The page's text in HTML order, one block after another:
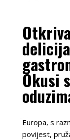
Okusi
Europa, s
povijest,